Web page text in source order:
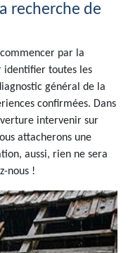
recherche de
par la
identifier toutes les
général de la
confirmées. Dans
intervenir sur
attacherons une
aussi, rien ne sera
nous !